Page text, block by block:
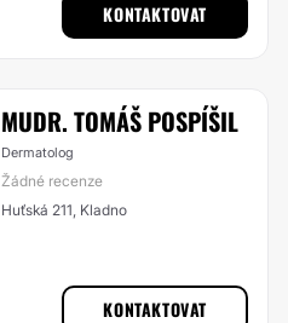
KONTAKTOVAT
MUDR. TOMÁŠ POSPÍŠIL
Dermatolog
Žádné recenze
Huťská 211, Kladno
KONTAKTOVAT